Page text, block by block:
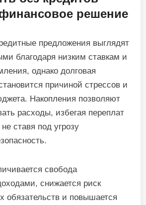
решение
предложения выглядят
благодаря низким ставкам и
однако долговая
причиной стрессов и
Накопления позволяют
расходы, избегая переплат
ставя под угрозу
свобода
снижается риск
обязательств и повышается